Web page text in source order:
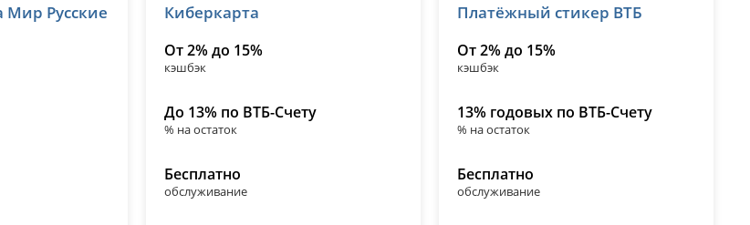
Мир Русские
лицензия № 1000
Киберкарта
От 2% до 15%
кэшбэк
До 13% по ВТБ-Счету
% на остаток
Бесплатно
обслуживание
лицензия № 1000
Платёжный стикер ВТБ
От 2% до 15%
кэшбэк
13% годовых по ВТБ-Счету
% на остаток
Бесплатно
обслуживание